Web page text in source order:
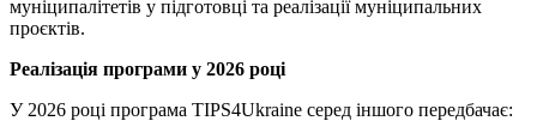
муніципалітетів у підготовці та реалізації муніципальних
проєктів.
Реалізація програми у 2026 році
У 2026 році програма TIPS4Ukraine серед іншого передбачає: